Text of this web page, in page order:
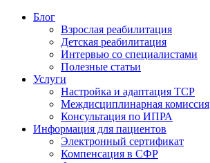
Блог
Взрослая реабилитация
Детская реабилитация
Интервью со специалистами
Полезные статьи
Услуги
Настройка и адаптация ТСР
Междисциплинарная комиссия
Консультация по ИПРА
Информация для пациентов
Электронный сертификат
Компенсация в СФР